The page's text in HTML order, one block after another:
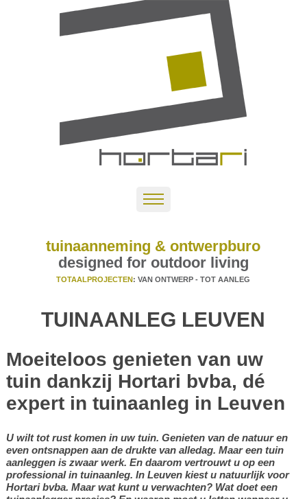
tuinaanneming & ontwerpburo
designed for outdoor living
TOTAALPROJECTEN: VAN ONTWERP - TOT AANLEG
TUINAANLEG LEUVEN
Moeiteloos genieten van uw
tuin dankzij Hortari bvba, dé
expert in tuinaanleg in Leuven
U wilt tot rust komen in uw tuin. Genieten van de natuur en
even ontsnappen aan de drukte van alledag. Maar een tuin
aanleggen is zwaar werk. En daarom vertrouwt u op een
professional in tuinaanleg. In Leuven kiest u natuurlijk voor
Hortari bvba. Maar wat kunt u verwachten? Wat doet een